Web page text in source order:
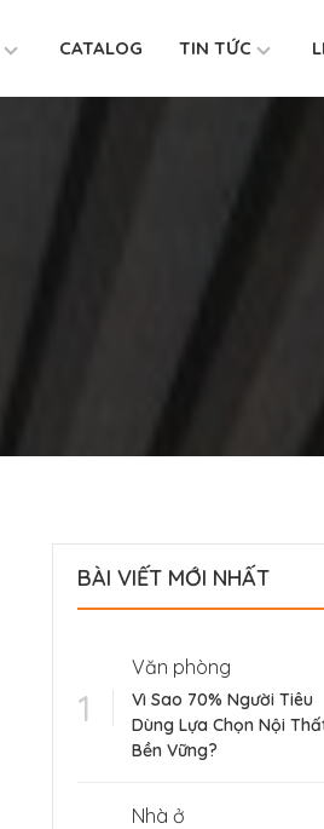
CATALOG TIN TỨC
BÀI VIẾT MỚI NHẤT
Văn phòng
Vì Sao 70% Người Tiêu
Dùng Lựa Chọn Nội
Bền Vững?
Nhà ở